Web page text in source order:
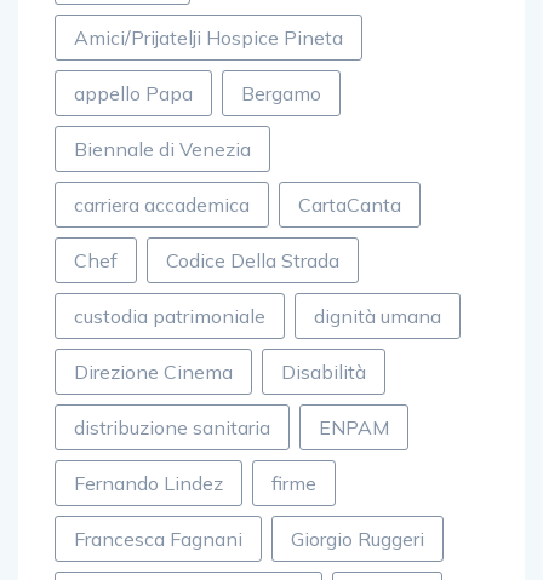
Amici/Prijatelji Hospice Pineta
appello Papa Bergamo
Biennale di Venezia
carriera accademica CartaCanta
Chef Codice Della Strada
custodia patrimoniale dignità umana
Direzione Cinema Disabilità
distribuzione sanitaria ENPAM
Fernando Lindez firme
Francesca Fagnani Giorgio Ruggeri